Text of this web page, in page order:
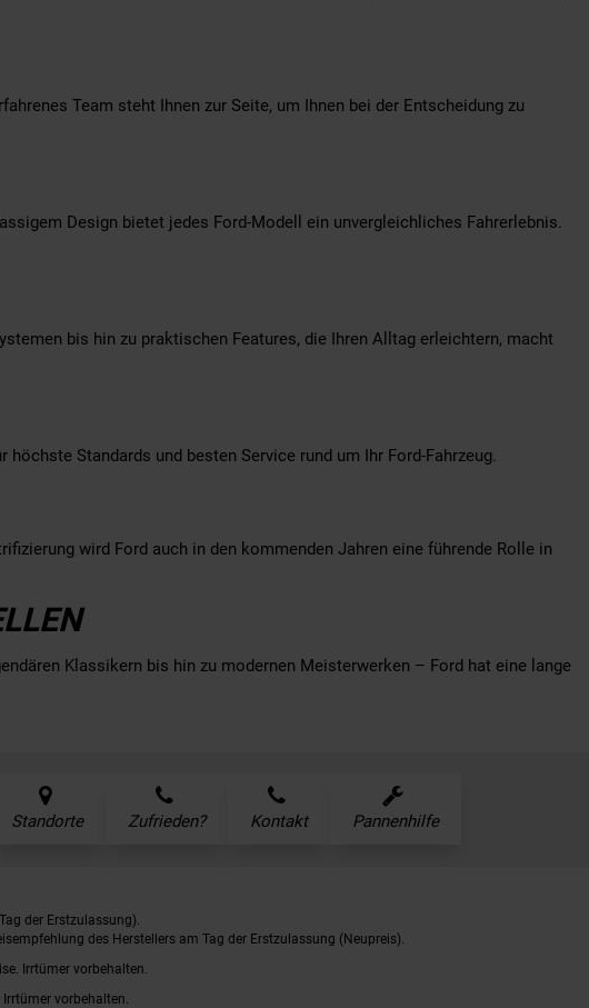
Team steht Ihnen zur Seite, um Ihnen bei der Entscheidung zu
Design bietet jedes Ford-Modell ein unvergleichliches Fahrerlebnis.
bis hin zu praktischen Features, die Ihren Alltag erleichtern, macht
Standards und besten Service rund um Ihr Ford-Fahrzeug.
wird Ford auch in den kommenden Jahren eine führende Rolle in
Klassikern bis hin zu modernen Meisterwerken – Ford hat eine lange
Standorte Zufrieden? Kontakt Pannenhilfe
der Erstzulassung).
des Herstellers am Tag der Erstzulassung (Neupreis).
Irrtümer vorbehalten.
vorbehalten.